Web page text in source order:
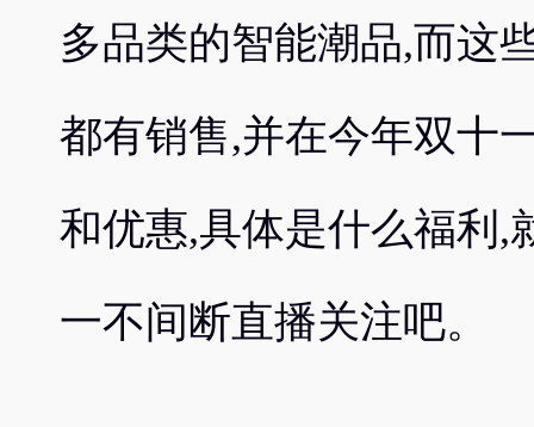
多品类的智能潮品,而这
都有销售,并在今年双十
和优惠,具体是什么福利,
一不间断直播关注吧。